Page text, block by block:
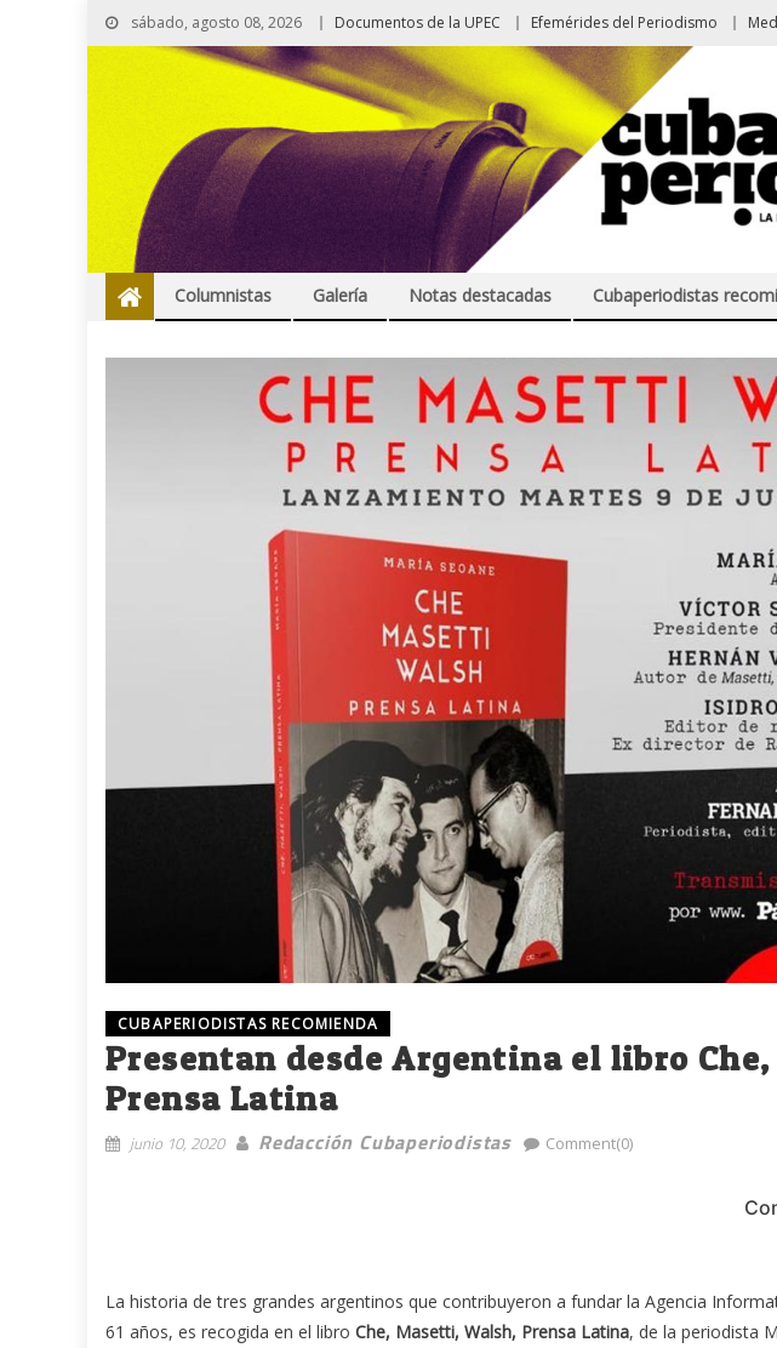
sábado, agosto 08, 2026 Documentos de la UPEC Efemérides del Periodismo
Columnistas Galería Notas destacadas Cubaperiodistas
CUBAPERIODISTAS RECOMIENDA
Presentan desde Argentina el libro
Prensa Latina
junio 10, 2020 Redacción Cubaperiodistas Comment(0)
La historia de tres grandes argentinos que contribuyeron a fundar la Agencia
61 años, es recogida en el libro Che, Masetti, Walsh, Prensa Latina, de la periodista